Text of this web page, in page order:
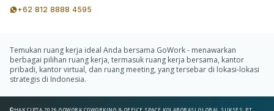
+62 812 8888 4595
Temukan ruang kerja ideal Anda bersama GoWork - menawarkan
berbagai pilihan ruang kerja, termasuk ruang kerja bersama, kantor
pribadi, kantor virtual, dan ruang meeting, yang tersebar di lokasi-lokasi
strategis di Indonesia.
©HAK CIPTA 2026 GOWORK COWORKING & OFFICE SPACE KOLABORASI GLOBAL SUKSES, PT